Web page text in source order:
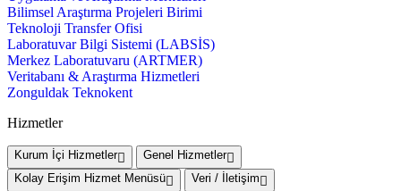
Bilimsel Araştırma Projeleri Birimi
Teknoloji Transfer Ofisi
Laboratuvar Bilgi Sistemi (LABSİS)
Merkez Laboratuvaru (ARTMER)
Veritabanı & Araştırma Hizmetleri
Zonguldak Teknokent
Hizmetler
Kurum İçi Hizmetler
Genel Hizmetler
Kolay Erişim Hizmet Menüsü
Veri / İletişim